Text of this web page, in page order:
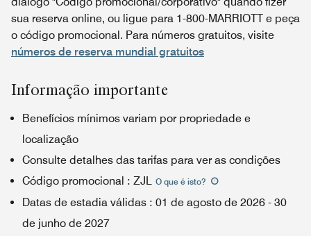
sua reserva online, ou ligue para 1-800-MARRIOTT e peça
o código promocional. Para números gratuitos, visite
números de reserva mundial gratuitos
Informação importante
Benefícios mínimos variam por propriedade e
localização
Consulte detalhes das tarifas para ver as condições
Código promocional : ZJL O que é isto?
Datas de estadia válidas : 01 de agosto de 2026 - 30
de junho de 2027